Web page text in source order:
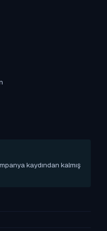
kaydından kalmış